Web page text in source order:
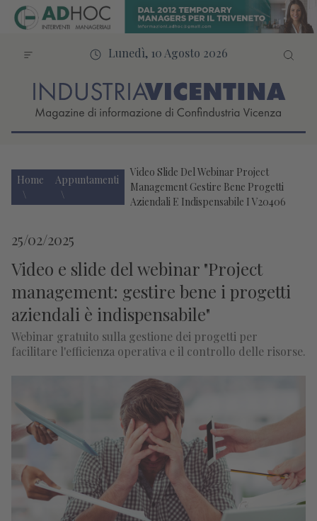
Lunedì, 10 Agosto 2026
Home Appuntamenti
Video Slide Del Webinar Project
Management Gestire Bene Progetti
Aziendali E Indispensabile I V20406
25/02/2025
Video e slide del webinar "Project
management: gestire bene i progetti
aziendali è indispensabile"
Webinar gratuito sulla gestione dei progetti per
facilitare l'efficienza operativa e il controllo delle risorse.